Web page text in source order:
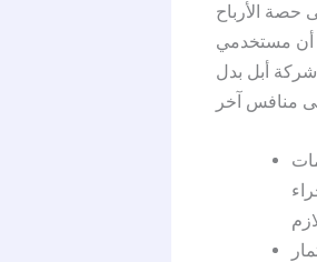
إلا أن أبل تهيمن على حصة الأرباح
بالإضافة إلى أن مستخدمي
أبل بدل